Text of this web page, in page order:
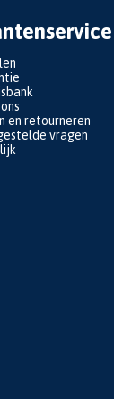
en retourneren
vragen